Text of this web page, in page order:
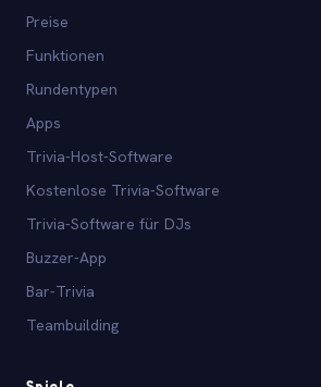
Preise
Funktionen
Rundentypen
Apps
Trivia-Host-Software
Kostenlose Trivia-Software
Trivia-Software für DJs
Buzzer-App
Bar-Trivia
Teambuilding